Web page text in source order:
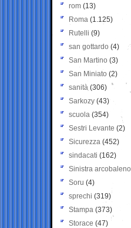
rom (13)
Roma (1.125)
Rutelli (9)
san gottardo (4)
San Martino (3)
San Miniato (2)
sanità (306)
Sarkozy (43)
scuola (354)
Sestri Levante (2)
Sicurezza (452)
sindacati (162)
Sinistra arcobaleno
Soru (4)
sprechi (319)
Stampa (373)
Storace (47)